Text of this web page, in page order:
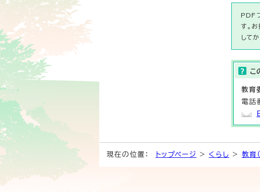
PDF
す。
して
こ
教育
電
現在の位置： トップページ > くらし > 教育